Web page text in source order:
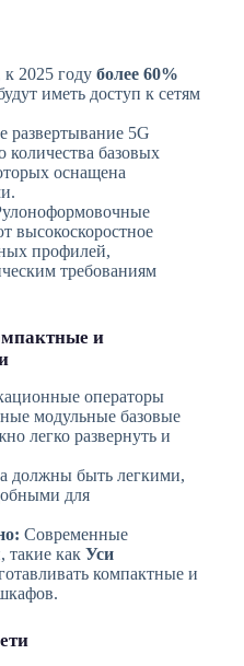
2025 году более 60%
иметь доступ к сетям
развертывание 5G
количества базовых
оснащена
высокоскоростное
профилей,
требованиям
и
операторы
модульные базовые
легко развернуть и
должны быть легкими,
для
Современные
такие как Уси
компактные и